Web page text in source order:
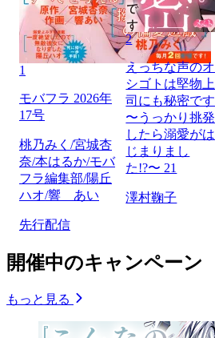
1
モバフラ 2026年
17号
桃乃みく/宮城杏
奈/本はるか/モバ
フラ編集部/陽丘
ハオ/響 あい
先行配信
2
えっちな声のオ
シゴトは堅物上
司にも秘密です
〜うっかり挑発
したら溺愛がは
じまりまし
た!?〜 21
澤村鞠子
開催中のキャンペーン
もっと見る